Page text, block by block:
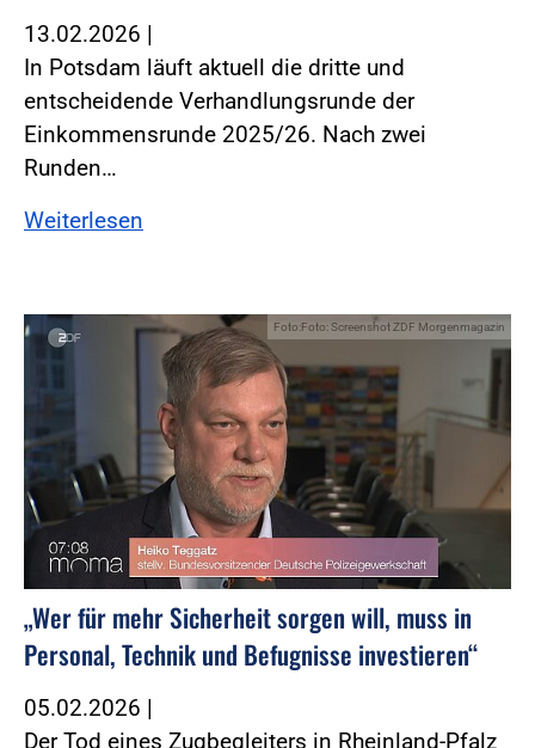
13.02.2026 |
In Potsdam läuft aktuell die dritte und
entscheidende Verhandlungsrunde der
Einkommensrunde 2025/26. Nach zwei
Runden…
Weiterlesen
Foto:Foto: Screenshot ZDF Morgenmagazin
„Wer für mehr Sicherheit sorgen will, muss in
Personal, Technik und Befugnisse investieren“
05.02.2026 |
Der Tod eines Zugbegleiters in Rheinland-Pfalz